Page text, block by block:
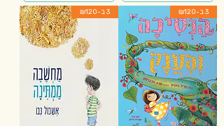
3 ב-₪120 3 ב-₪120